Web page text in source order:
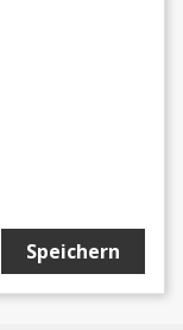
Speichern